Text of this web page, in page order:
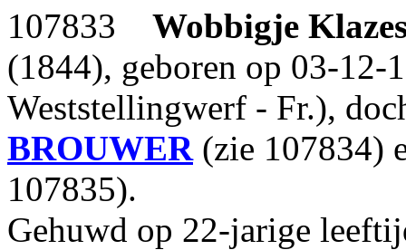
107833 Wobbigje
(1844), geboren op 03-12-
Weststellingwerf - Fr.),
BROUWER(zie 107834)
107835).
Gehuwd op 22-jarige